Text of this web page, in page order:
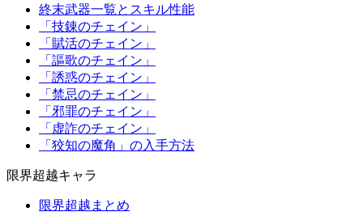
終末武器一覧とスキル性能
「技錬のチェイン」
「賦活のチェイン」
「謳歌のチェイン」
「誘惑のチェイン」
「禁忌のチェイン」
「邪罪のチェイン」
「虚詐のチェイン」
「狡知の魔角」の入手方法
限界超越キャラ
限界超越まとめ